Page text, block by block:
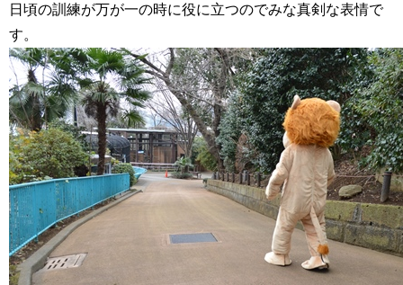
日頃の訓練が万が一の時に役に立つのでみな真剣な表情で
す。